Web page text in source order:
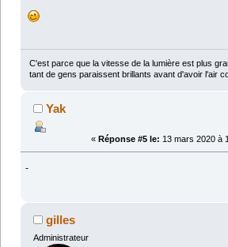
C'est parce que la vitesse de la lumière est plus
tant de gens paraissent brillants avant d'avoir l'air
Yak
« Réponse #5 le: 13 mars 2020 à
-
gilles
Administrateur